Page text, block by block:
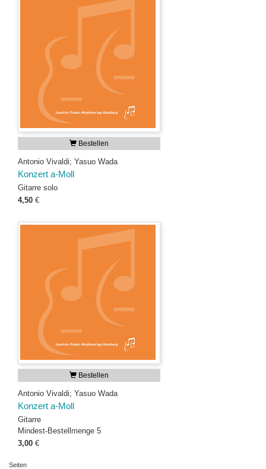
Bestellen
Antonio Vivaldi; Yasuo Wada
Konzert a-Moll
Gitarre solo
4,50 €
Bestellen
Antonio Vivaldi; Yasuo Wada
Konzert a-Moll
Gitarre
Mindest-Bestellmenge 5
3,00 €
Seiten